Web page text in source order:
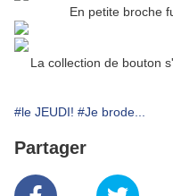
En petite broche
La collection de bouton
#le JEUDI! #Je brode...
Partager